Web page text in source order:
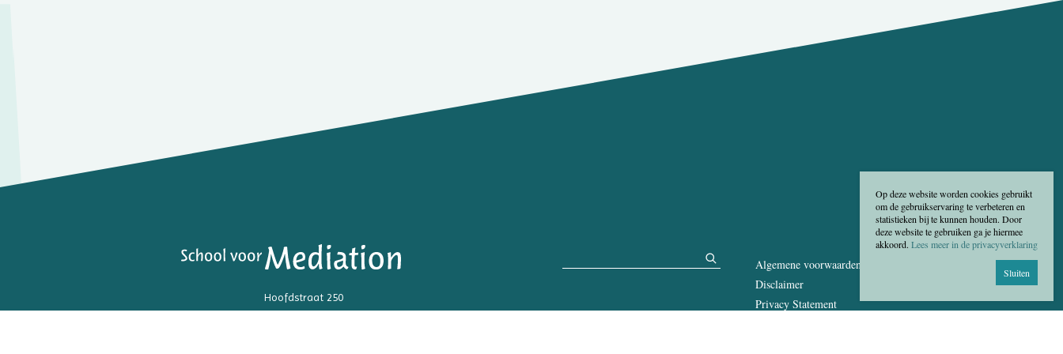
Op deze website worden cookies gebruikt
om de gebruikservaring te verbeteren en
statistieken bij te kunnen houden. Door
deze website te gebruiken ga je hiermee
akkoord. Lees meer in de privacyverklaring
Sluiten
Hoofdstraat 250
Algemene voorwaarden
Disclaimer
Privacy Statement